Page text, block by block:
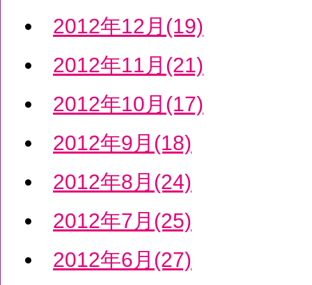
2012年12月(19)
2012年11月(21)
2012年10月(17)
2012年9月(18)
2012年8月(24)
2012年7月(25)
2012年6月(27)